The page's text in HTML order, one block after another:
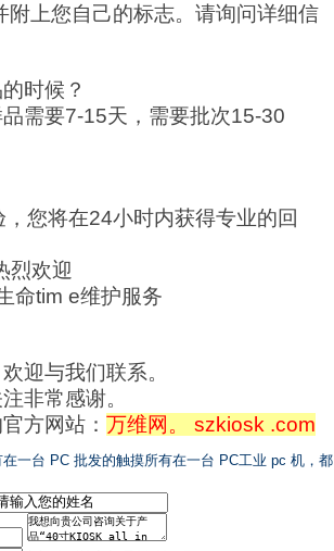
附上您自己的标志。请询问详细信
时候？
需要7-15天，需要批次15-30
您将在24小时内获得专业的回
烈欢迎
命tim e维护服务
迎与我们联系。
非常感谢。
方网站： 万维网。 szkiosk .com
在一台 PC 批发的触摸所有在一台 PC工业 pc 机，都